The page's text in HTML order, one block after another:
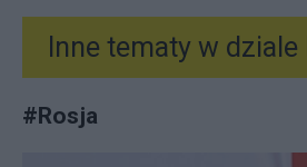
Inne tematy w dziale
#Rosja